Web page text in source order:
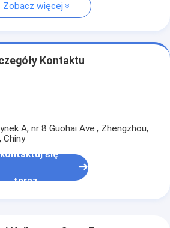
Zobacz więcej
Kontaktu
A, nr 8 Guohai Ave., Zhengzhou,
Chiny
się
teraz